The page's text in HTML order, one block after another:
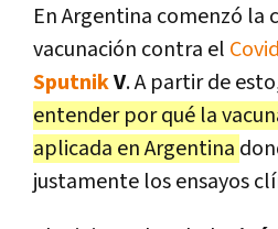
En Argentina comenzó la
vacunación contra el Covid
SputnikV. A partir de
entender por qué la
aplicada en Argentina
justamente los ensayos